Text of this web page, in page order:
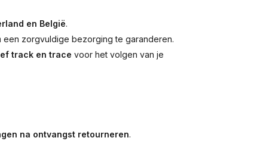
en België.
zorgvuldige bezorging te garanderen.
track en trace voor het volgen van je
na ontvangst retourneren.